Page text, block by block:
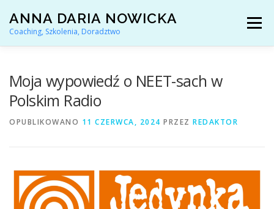
treści
ANNA DARIA NOWICKA
Coaching, Szkolenia, Doradztwo
Menu
KONTAKT
Moja wypowiedź o NEET-sach w
Polskim Radio
OPUBLIKOWANO 11 CZERWCA, 2024 PRZEZ REDAKTOR